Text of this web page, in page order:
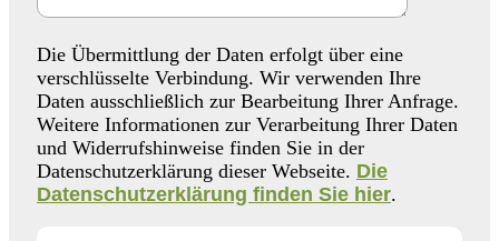
Die Übermittlung der Daten erfolgt über eine
verschlüsselte Verbindung. Wir verwenden Ihre
Daten ausschließlich zur Bearbeitung Ihrer Anfrage.
Weitere Informationen zur Verarbeitung Ihrer Daten
und Widerrufshinweise finden Sie in der
Datenschutzerklärung dieser Webseite. Die
Datenschutzerklärung finden Sie hier.